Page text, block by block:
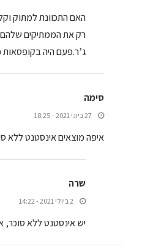
ג’ר.פעם היה
סימה
27 ביוני 2021 - 18:25
איפה מוצאים אינסטנט ללא
שרה
2 ביולי 2021 - 14:22
יש אינסטנט ללא